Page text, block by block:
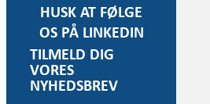
HUSK AT FØLGE
OS PÅ LINKEDIN
TILMELD DIG
VORES
NYHEDSBREV